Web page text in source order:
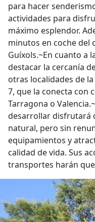
para hacer
actividades para
máximo esplendor.
minutos en coche del
Guíxols.~En cuanto a
destacar la cercanía
otras localidades de
7, que la conecta con
Tarragona o
desarrollar disfrutará
natural, pero sin
equipamientos y
calidad de vida. Sus
transportes harán